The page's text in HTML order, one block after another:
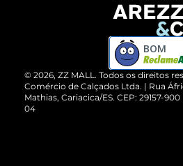
ZZ MALL é confiável
Cartão Presente
Vendas Corporativas
Devolução do Produto
Compre pelo WhatsApp
© 2026, ZZ MALL. Todos os direitos
Comércio de Calçados Ltda. | Rua
Mathias, Cariacica/ES. CEP: 29157-
04
BOM